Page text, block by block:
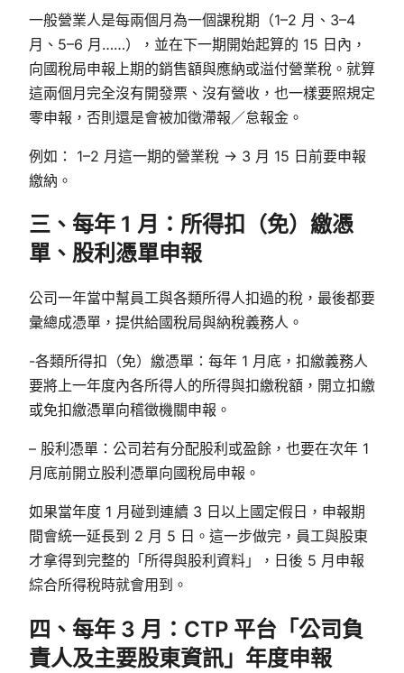
一般營業人是每兩個月為一個課稅期（1–2 月、3–4
月、5–6 月……），並在下一期開始起算的 15 日內，
向國稅局申報上期的銷售額與應納或溢付營業稅。就算
這兩個月完全沒有開發票、沒有營收，也一樣要照規定
零申報，否則還是會被加徵滯報／怠報金。
例如： 1–2 月這一期的營業稅 → 3 月 15 日前要申報
繳納。
三、每年 1 月：所得扣（免）繳憑
單、股利憑單申報
公司一年當中幫員工與各類所得人扣過的稅，最後都要
彙總成憑單，提供給國稅局與納稅義務人。
-各類所得扣（免）繳憑單：每年 1 月底，扣繳義務人
要將上一年度內各所得人的所得與扣繳稅額，開立扣繳
或免扣繳憑單向稽徵機關申報。
– 股利憑單：公司若有分配股利或盈餘，也要在次年 1
月底前開立股利憑單向國稅局申報。
如果當年度 1 月碰到連續 3 日以上國定假日，申報期
間會統一延長到 2 月 5 日。這一步做完，員工與股東
才拿得到完整的「所得與股利資料」，日後 5 月申報
綜合所得稅時就會用到。
四、每年 3 月：CTP 平台「公司負
責人及主要股東資訊」年度申報